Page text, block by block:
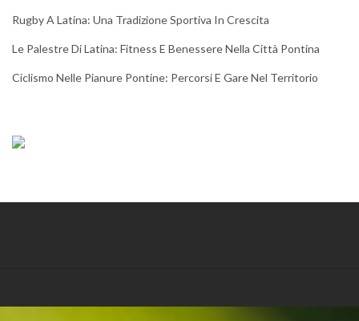
Rugby A Latina: Una Tradizione Sportiva In Crescita
Le Palestre Di Latina: Fitness E Benessere Nella Città Pontina
Ciclismo Nelle Pianure Pontine: Percorsi E Gare Nel Territorio